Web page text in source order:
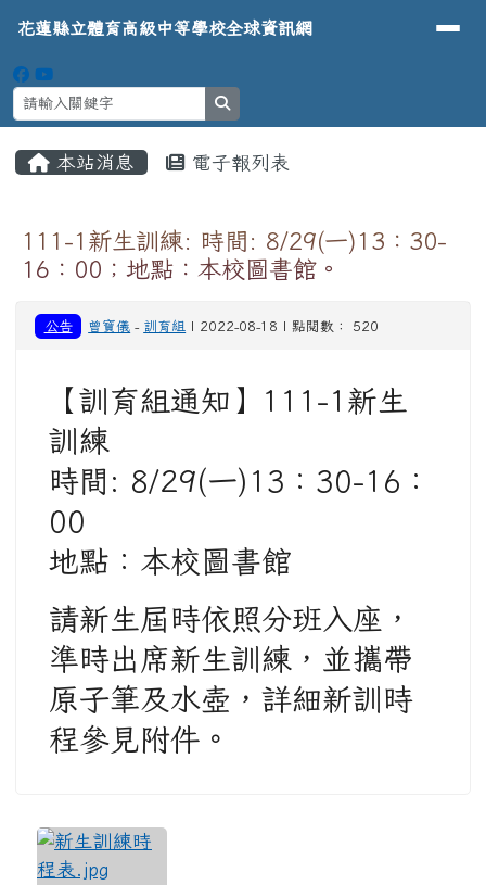
花蓮縣立體育高級中等學校全球資
導覽列
花蓮縣立體育高級中等學校全球資訊網
本站消息 電子報列表
111-1新生訓練: 時間: 8/29(一)13：30-
16：00；地點：本校圖書館。
公告 曾寶儀 - 訓育組 | 2022-08-18 | 點閱數： 520
【訓育組通知】111-1新生
訓練
時間: 8/29(一)13：30-16：
00
地點：本校圖書館
請新生屆時依照分班入座，
準時出席新生訓練，並攜帶
原子筆及水壺，詳細新訓時
程參見附件。